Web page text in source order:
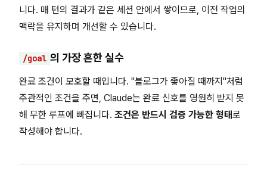
니다. 매 턴의 결과가 같은 세션 안에서 쌓이므로, 이전 작업의
맥락을 유지하며 개선할 수 있습니다.
/goal 의 가장 흔한 실수
완료 조건이 모호할 때입니다. "블로그가 좋아질 때까지"처럼
주관적인 조건을 주면, Claude는 완료 신호를 영원히 받지 못
해 무한 루프에 빠집니다. 조건은 반드시 검증 가능한 형태로
작성해야 합니다.